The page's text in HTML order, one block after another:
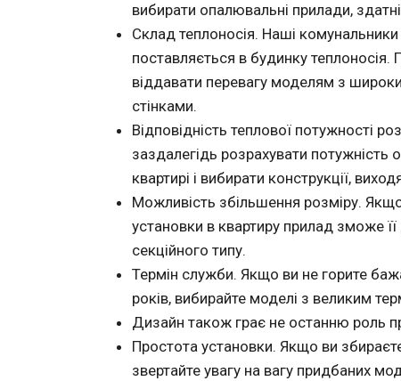
вибирати опалювальні прилади,
Склад теплоносія. Наші
поставляється в будинку теплоносія.
віддавати перевагу моделям з
стінками.
Відповідність теплової потужності
заздалегідь розрахувати потужність
квартирі і вибирати конструкції,
Можливість збільшення розміру.
установки в квартиру прилад зможе її
секційного типу.
Термін служби. Якщо ви не горите
років, вибирайте моделі з великим
Дизайн також грає не останню роль
Простота установки. Якщо ви
звертайте увагу на вагу придбаних